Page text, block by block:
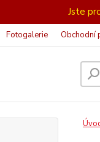
Jste
Fotogalerie Obchodní